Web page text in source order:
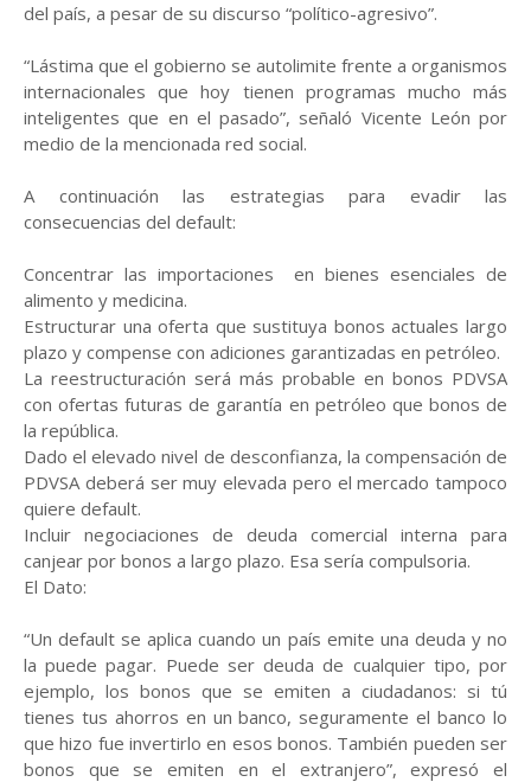
del país, a pesar de su discurso “político-agresivo”.
“Lástima que el gobierno se autolimite frente a organismos
internacionales que hoy tienen programas mucho más
inteligentes que en el pasado”, señaló Vicente León por
medio de la mencionada red social.
A continuación las estrategias para evadir las
consecuencias del default:
Concentrar las importaciones en bienes esenciales de
alimento y medicina.
Estructurar una oferta que sustituya bonos actuales largo
plazo y compense con adiciones garantizadas en petróleo.
La reestructuración será más probable en bonos PDVSA
con ofertas futuras de garantía en petróleo que bonos de
la república.
Dado el elevado nivel de desconfianza, la compensación de
PDVSA deberá ser muy elevada pero el mercado tampoco
quiere default.
Incluir negociaciones de deuda comercial interna para
canjear por bonos a largo plazo. Esa sería compulsoria.
El Dato:
“Un default se aplica cuando un país emite una deuda y no
la puede pagar. Puede ser deuda de cualquier tipo, por
ejemplo, los bonos que se emiten a ciudadanos: si tú
tienes tus ahorros en un banco, seguramente el banco lo
que hizo fue invertirlo en esos bonos. También pueden ser
bonos que se emiten en el extranjero”, expresó el